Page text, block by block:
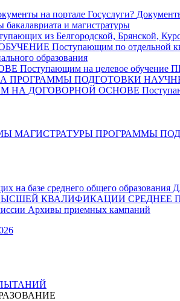
на портале Госуслуги?
и магистратуры
из Белгородской, Брянской,
Поступающим по отдельной
образования
Поступающим на целевое обучение
ПОДГОТОВКИ
НА ДОГОВОРНОЙ ОСНОВЕ
МАГИСТРАТУРЫ ПРОГРАММЫ
на базе среднего общего образования
КВАЛИФИКАЦИИ СРЕДНЕЕ
Архивы приемных кампаний